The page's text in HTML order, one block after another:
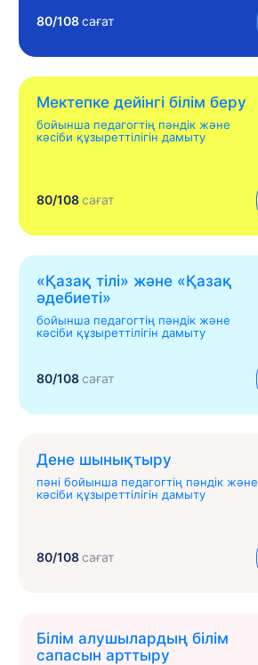
80/108сағат
Мектепке дейінгі білім беру
бойынша педагогтің пәндік және
кәсіби құзыреттілігін дамыту
80/108сағат
«Қазақ тілі» жəне «Қазақ
əдебиеті»
бойынша педагогтің пәндік және
кәсіби құзыреттілігін дамыту
80/108сағат
Дене шынықтыру
пәні бойынша педагогтің пәндік және
кәсіби құзыреттілігін дамыту
80/108сағат
Білім алушылардың білім
сапасын арттыру